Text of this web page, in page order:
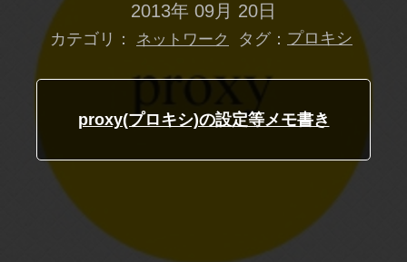
2013年 09月 20日
カテゴリ： ネットワーク タグ： プロキシ
proxy(プロキシ)の設定等メモ書き